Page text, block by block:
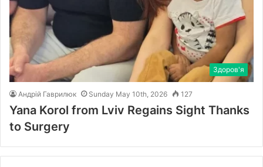
Здоров'я
Андрій Гаврилюк Sunday May 10th, 2026 127
Yana Korol from Lviv Regains Sight Thanks
to Surgery